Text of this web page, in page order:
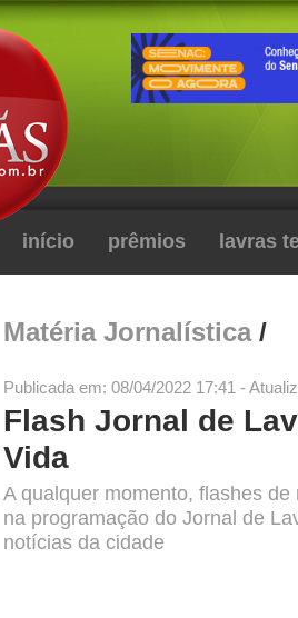
início prêmios lavras
Matéria Jornalística/
Publicada em: 08/04/2022 17:41 -
Flash Jornal de
Vida
A qualquer momento, flashes
na programação do Jornal de
notícias da cidade